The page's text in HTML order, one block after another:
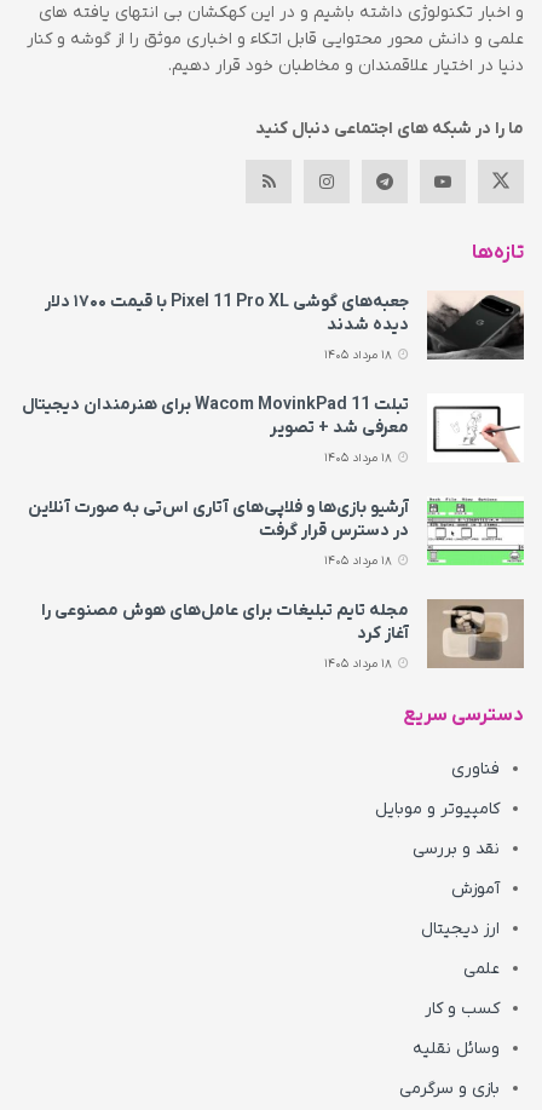
و اخبار تکنولوژی داشته باشیم و در این کهکشان بی انتهای یافته های
علمی و دانش محور محتوایی قابل اتکاء و اخباری موثق را از گوشه و کنار
دنیا در اختیار علاقمندان و مخاطبان خود قرار دهیم.
ما را در شبکه های اجتماعی دنبال کنید
تازه‌ها
جعبه‌های گوشی Pixel 11 Pro XL با قیمت ۱۷۰۰ دلار
دیده شدند
تبلت Wacom MovinkPad 11 برای هنرمندان دیجیتال
معرفی شد + تصویر
آرشیو بازی‌ها و فلاپی‌های آتاری اس‌تی به‌ صورت آنلاین
در دسترس قرار گرفت
مجله تایم تبلیغات برای عامل‌های هوش مصنوعی را
آغاز کرد
دسترسی سریع
فناوری
کامپیوتر و موبایل
نقد و بررسی
آموزش
ارز دیجیتال
علمی
کسب و کار
وسائل نقلیه
بازی و سرگرمی